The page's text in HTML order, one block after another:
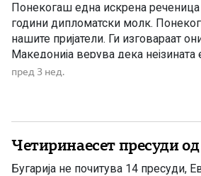
Понекогаш една искрена
години дипломатски молк.
нашите пријатели. Ги изговараат
Македонија верува дека
исполнувањето на условите на
пред 3 нед.
Четиринаесет пресуди
Бугарија не почитува 14 пресуди,